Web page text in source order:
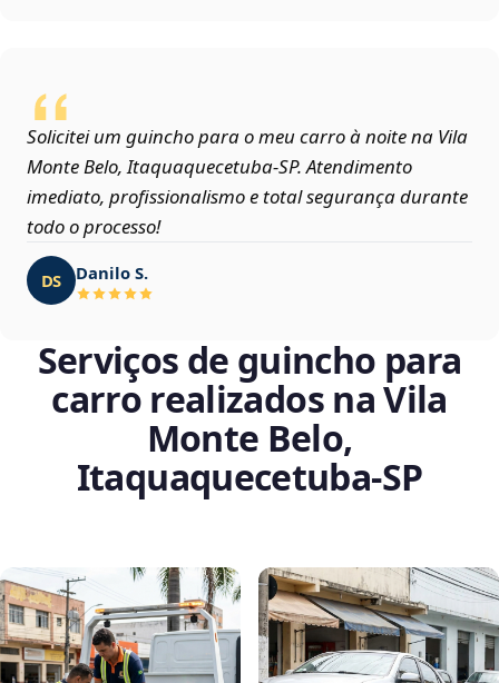
Solicitei um guincho para o meu carro à noite na Vila
Monte Belo, Itaquaquecetuba‑SP. Atendimento
imediato, profissionalismo e total segurança durante
todo o processo!
DS Danilo S.
Serviços de guincho para
carro realizados na Vila
Monte Belo,
Itaquaquecetuba‑SP